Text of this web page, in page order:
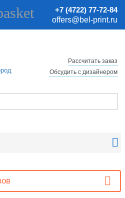
могут быть неактуальными.
у менеджеров.
+7 (4722) 77-72-84
offers@bel-print.ru
Рассчитать заказ
Обсудить с дизайнером
